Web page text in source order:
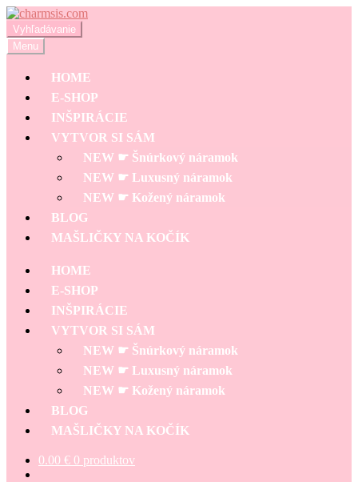
Preskočiť
na
navigáciu
Preskočiť
na
obsah
Hľadať:
Vyhľadávanie
Menu
HOME
E-SHOP
INŠPIRÁCIE
VYTVOR SI SÁM
NEW ☛ Šnúrkový náramok
NEW ☛ Luxusný náramok
NEW ☛ Kožený náramok
BLOG
MAŠLIČKY NA KOČÍK
HOME
E-SHOP
INŠPIRÁCIE
VYTVOR SI SÁM
NEW ☛ Šnúrkový náramok
NEW ☛ Luxusný náramok
NEW ☛ Kožený náramok
BLOG
MAŠLIČKY NA KOČÍK
0.00 € 0 produktov